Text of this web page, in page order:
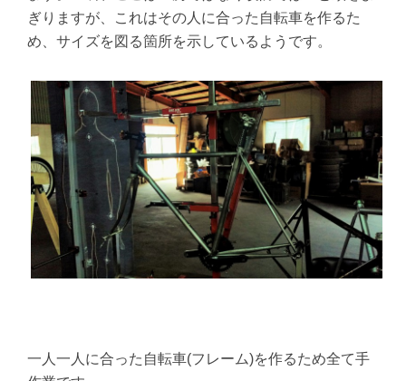
ぎりますが、これはその人に合った自転車を作るた
め、サイズを図る箇所を示しているようです。
一人一人に合った自転車(フレーム)を作るため全て手